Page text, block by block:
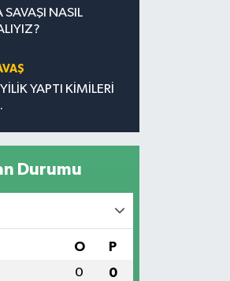
NASIL
YAPTI KİMİLERİ
Durumu
O P
0 0